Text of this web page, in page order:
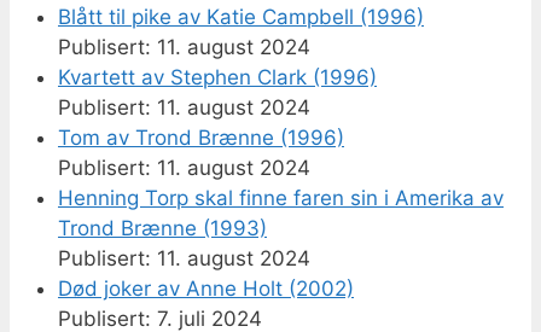
Blått til pike av Katie Campbell (1996)
11. august 2024
Kvartett av Stephen Clark (1996)
11. august 2024
Tom av Trond Brænne (1996)
11. august 2024
Henning Torp skal finne faren sin i Amerika av
Trond Brænne (1993)
11. august 2024
Død joker av Anne Holt (2002)
7. juli 2024